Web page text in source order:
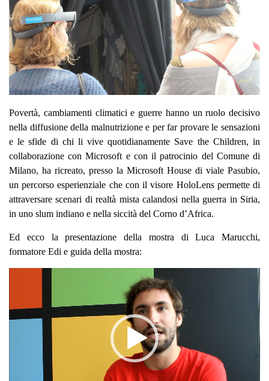
Povertà, cambiamenti climatici e guerre hanno un ruolo decisivo
nella diffusione della malnutrizione e per far provare le sensazioni
e le sfide di chi li vive quotidianamente Save the Children, in
collaborazione con Microsoft e con il patrocinio del Comune di
Milano, ha ricreato, presso la Microsoft House di viale Pasubio,
un percorso esperienziale che con il visore HoloLens permette di
attraversare scenari di realtà mista calandosi nella guerra in Siria,
in uno slum indiano e nella siccità del Corno d’Africa.
Ed ecco la presentazione della mostra di Luca Marucchi,
formatore Edi e guida della mostra: